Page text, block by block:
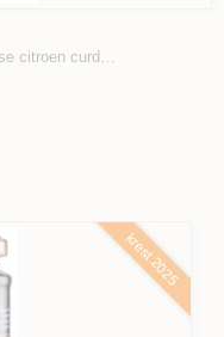
citroen curd…
krest 2025